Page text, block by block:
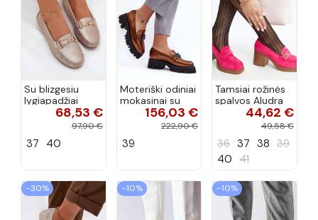
Su blizgesiu
lygiapadžiai
mokasinai
pagaminti iš
LR51-546 aukso
68,53 €
97,90 €
37 40
Moteriški odiniai
mokasinai su
ornamentais
Laura Messi
spalvos
156,03 €
222,90 €
39
Tamsiai rožinės
spalvos Aludra
blokiniai kulnų
44,62 €
49,58 €
36 37 38 39
40 41
−30% −10% −10%